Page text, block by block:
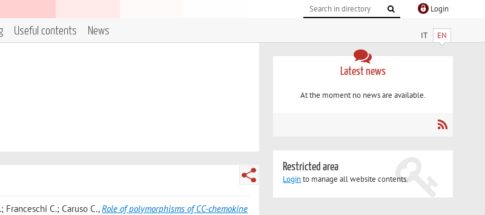
Login
IT EN
Useful contents News
Franceschi C.; Caruso C.,Role of polymorphisms of CC-chemokine
Latest news
At the moment no news are available.
Restricted area
Loginto manage all website contents.